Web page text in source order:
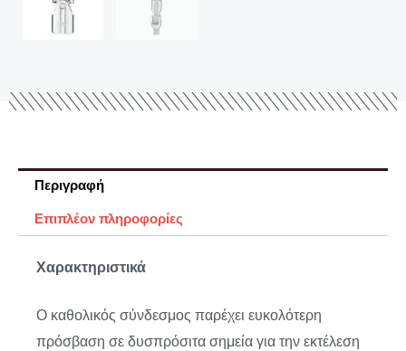
Περιγραφή
Επιπλέον πληροφορίες
Χαρακτηριστικά
Ο καθολικός σύνδεσμος παρέχει ευκολότερη
πρόσβαση σε δυσπρόσιτα σημεία για την εκτέλεση